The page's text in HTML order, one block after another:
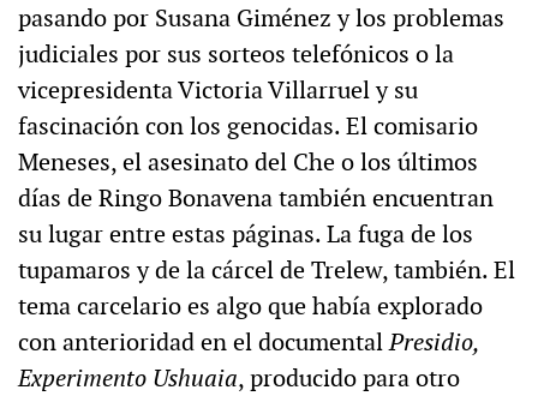
pasando por Susana Giménez y los problemas
judiciales por sus sorteos telefónicos o la
vicepresidenta Victoria Villarruel y su
fascinación con los genocidas. El comisario
Meneses, el asesinato del Che o los últimos
días de Ringo Bonavena también encuentran
su lugar entre estas páginas. La fuga de los
tupamaros y de la cárcel de Trelew, también. El
tema carcelario es algo que había explorado
con anterioridad en el documentalPresidio,
Experimento Ushuaia, producido para otro